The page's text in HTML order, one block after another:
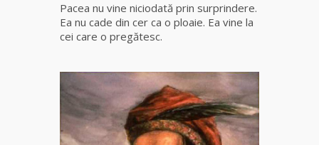
Anastasia
Venus are
leacuri
Celebra
vrăjitoare
Rodica
Pacea nu vine niciodată prin surprindere.
Ea nu cade din cer ca o ploaie. Ea vine la
cei care o pregătesc.